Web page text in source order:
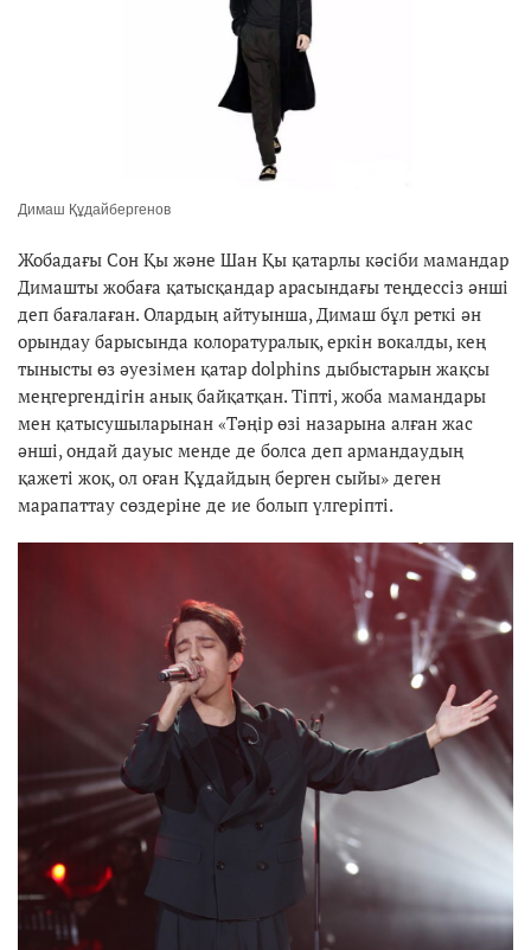
Димаш Құдайбергенов
Жобадағы Сон Қы және Шан Қы қатарлы кәсіби мамандар
Димашты жобаға қатысқандар арасындағы теңдессіз әнші
деп бағалаған. Олардың айтуынша, Димаш бұл реткі ән
орындау барысында колоратуралық, еркін вокалды, кең
тынысты өз әуезімен қатар dolphins дыбыстарын жақсы
меңгергендігін анық байқатқан. Тіпті, жоба мамандары
мен қатысушыларынан «Тәңір өзі назарына алған жас
әнші, ондай дауыс менде де болса деп армандаудың
қажеті жоқ, ол оған Құдайдың берген сыйы» деген
марапаттау сөздеріне де ие болып үлгеріпті.